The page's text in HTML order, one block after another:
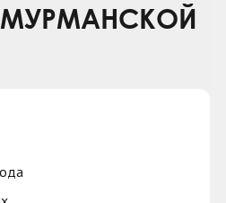
МУРМАНСКОЙ